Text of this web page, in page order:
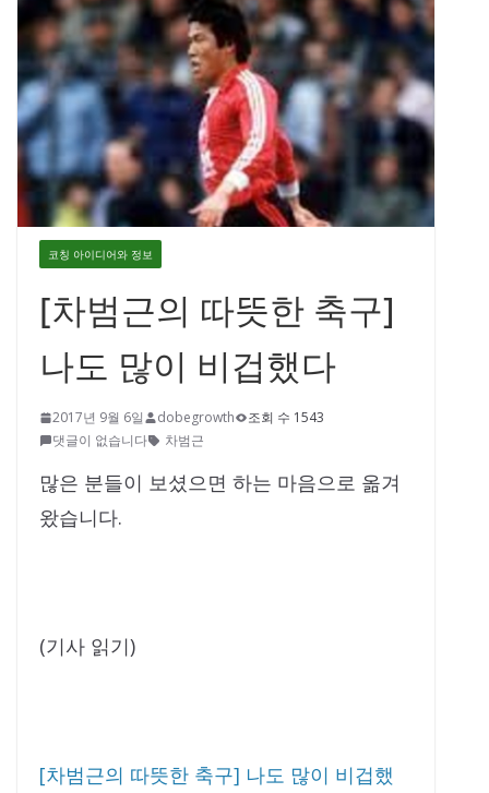
코칭 아이디어와 정보
[차범근의 따뜻한 축구]
나도 많이 비겁했다
2017년 9월 6일 dobegrowth
조회 수 1543
댓글이 없습니다
차범근
많은 분들이 보셨으면 하는 마음으로 옮겨
왔습니다.
(기사 읽기)
[차범근의 따뜻한 축구] 나도 많이 비겁했